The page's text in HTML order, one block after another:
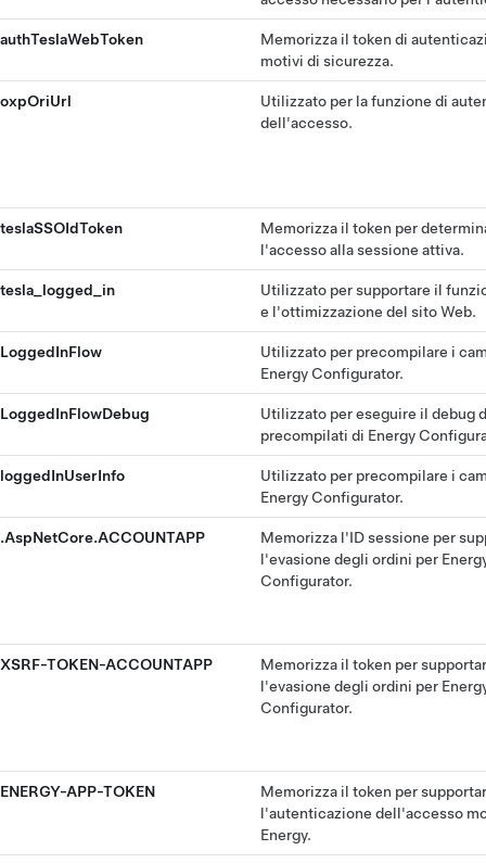
authTeslaWebToken
Memorizza il token di
motivi di sicurezza.
oxpOriUrl
Utilizzato per la funzione di
dell'accesso.
teslaSSOIdToken
Memorizza il token per
l'accesso alla sessione attiva.
tesla_logged_in
Utilizzato per supportare il
e l'ottimizzazione del sito Web.
LoggedInFlow
Utilizzato per precompilare i
Energy Configurator.
LoggedInFlowDebug
Utilizzato per eseguire il debug
precompilati di Energy
loggedInUserInfo
Utilizzato per precompilare i
Energy Configurator.
.AspNetCore.ACCOUNTAPP
Memorizza l'ID sessione per
l'evasione degli ordini per
Configurator.
XSRF-TOKEN-ACCOUNTAPP
Memorizza il token per
l'evasione degli ordini per
Configurator.
ENERGY-APP-TOKEN
Memorizza il token per
l'autenticazione dell'accesso
Energy.